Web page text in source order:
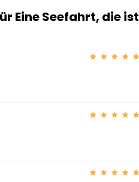
Eine Seefahrt, die ist